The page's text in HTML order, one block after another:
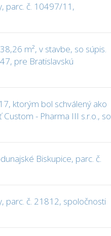
parc. č. 10497/11,
m², v stavbe, so súpis.
pre Bratislavskú
ktorým bol schválený ako
- Pharma III s.r.o., so
Biskupice, parc. č.
parc. č. 21812, spoločnosti